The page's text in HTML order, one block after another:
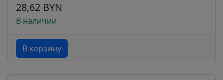
28,62 BYN
В наличии
В корзину